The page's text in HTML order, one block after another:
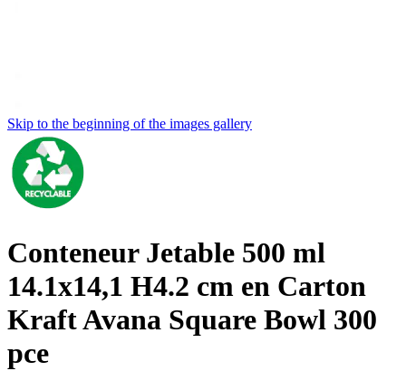
Skip to the beginning of the images gallery
Conteneur Jetable 500 ml
14.1x14,1 H4.2 cm en Carton
Kraft Avana Square Bowl 300
pce